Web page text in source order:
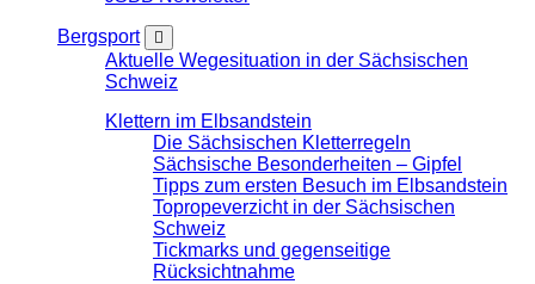
Bergsport
Aktuelle Wegesituation in der Sächsischen
Schweiz
Klettern im Elbsandstein
Die Sächsischen Kletterregeln
Sächsische Besonderheiten – Gipfel
Tipps zum ersten Besuch im Elbsandstein
Topropeverzicht in der Sächsischen
Schweiz
Tickmarks und gegenseitige
Rücksichtnahme